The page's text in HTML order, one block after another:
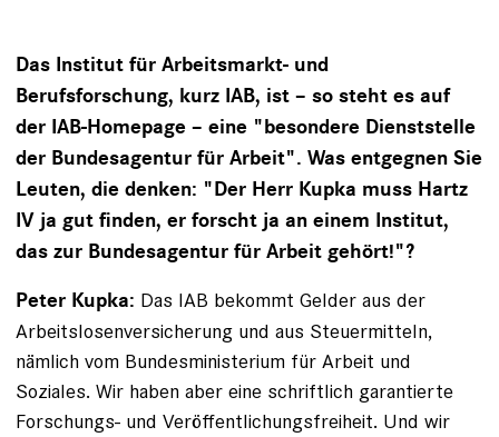
Das Institut für Arbeitsmarkt- und
Berufsforschung, kurz IAB, ist – so steht es auf
der IAB-Homepage – eine "besondere Dienststelle
der Bundesagentur für Arbeit". Was entgegnen Sie
Leuten, die denken: "Der Herr Kupka muss Hartz
IV ja gut finden, er forscht ja an einem Institut,
das zur Bundesagentur für Arbeit gehört!"?
Peter Kupka: Das IAB bekommt Gelder aus der
Arbeitslosenversicherung und aus Steuermitteln,
nämlich vom Bundesministerium für Arbeit und
Soziales. Wir haben aber eine schriftlich garantierte
Forschungs- und Veröffentlichungsfreiheit. Und wir